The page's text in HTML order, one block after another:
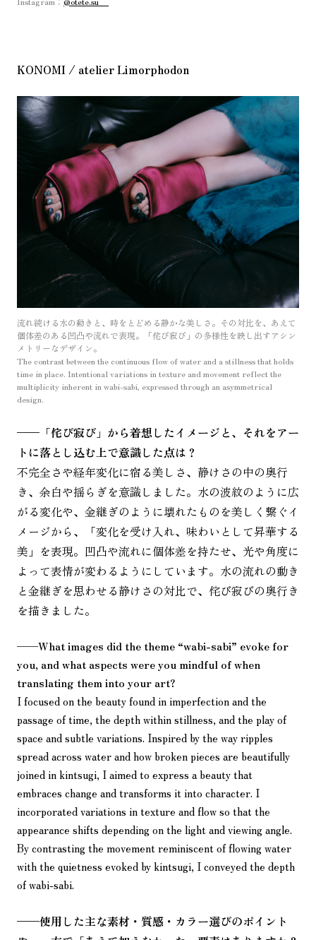
KONOMI / atelier Limorphodon
流れ続ける水の動きと、時をとどめる静かな美しさ。その対比を、あえて
個体差のある凹凸や流れで表現。「侘び寂び」の多様性を映し出すアシン
メトリーなデザイン。
The contrast between the continuous flow of water and a stillness that holds
time in place. Intentional variations in texture and movement reflect the
multiplicity inherent in wabi-sabi, expressed through an asymmetrical
design.
—— 「侘び寂び」から着想したイメージと、それをアー
トに落とし込む上で意識した点は？
不完全さや経年変化に宿る美しさ、静けさの中の奥行
き、余白や揺らぎを意識しました。水の波紋のように広
がる変化や、金継ぎのように壊れたものを美しく繋ぐイ
メージから、「変化を受け入れ、味わいとして昇華する
美」を表現。凹凸や流れに個体差を持たせ、光や角度に
よって表情が変わるようにしています。水の流れの動き
と金継ぎを思わせる静けさの対比で、侘び寂びの奥行き
を描きました。
——What images did the theme “wabi-sabi” evoke for
you, and what aspects were you mindful of when
translating them into your art?
I focused on the beauty found in imperfection and the
passage of time, the depth within stillness, and the play of
space and subtle variations. Inspired by the way ripples
spread across water and how broken pieces are beautifully
joined in kintsugi, I aimed to express a beauty that
embraces change and transforms it into character. I
incorporated variations in texture and flow so that the
appearance shifts depending on the light and viewing angle.
By contrasting the movement reminiscent of flowing water
with the quietness evoked by kintsugi, I conveyed the depth
of wabi-sabi.
——使用した主な素材・質感・カラー選びのポイント